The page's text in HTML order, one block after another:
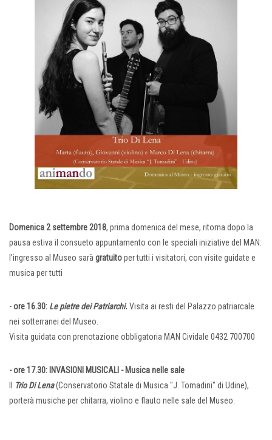
Domenica 2 settembre 2018, prima domenica del mese, ritorna dopo la
pausa estiva il consueto appuntamento con le speciali iniziative del MAN:
l’ingresso al Museo sarà gratuitoper tutti i visitatori, con visite guidate e
musica per tutti
-ore 16.30: Le pietre dei Patriarchi.Visita ai resti del Palazzo patriarcale
nei sotterranei del Museo.
Visita guidata con prenotazione obbligatoria MAN Cividale 0432 700700
- ore 17.30: INVASIONI MUSICALI - Musica nelle sale
Trio Di Lena(Conservatorio Statale di Musica "J. Tomadini" di Udine),
porterà musiche per chitarra, violino e flauto nelle sale del Museo.